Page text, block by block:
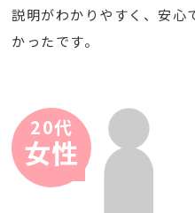
説明がわかりやすく、安心
かったです。
20代
女性